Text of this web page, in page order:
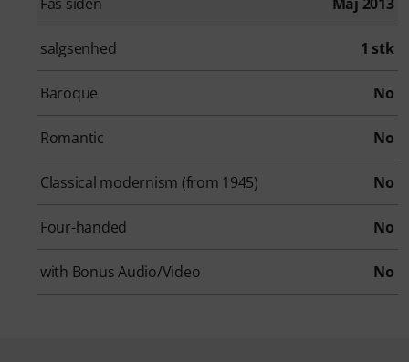
salgsenhed 1 stk
Baroque No
Romantic No
Classical modernism (from 1945) No
Four-handed No
with Bonus Audio/Video No